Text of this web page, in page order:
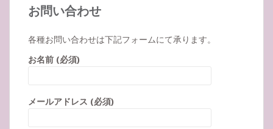
お問い合わせ
各種お問い合わせは下記フォームにて承ります。
お名前 (必須)
メールアドレス (必須)